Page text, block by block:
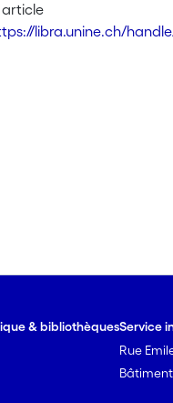
article
libra.unine.ch/
& bibliothèquesService
Rue